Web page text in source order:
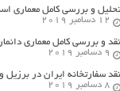
تحلیل و بررسی کامل معماری
12 دسامبر 2019
نقد و بررسی کامل معماری
9 دسامبر 2019
نقد سفارتخانه ایران در برزیل
8 دسامبر 2019